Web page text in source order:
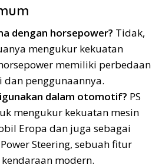
dengan horsepower? Tidak,
mengukur kekuatan
memiliki perbedaan
dan penggunaannya.
dalam otomotif? PS
mengukur kekuatan mesin
Eropa dan juga sebagai
Steering, sebuah fitur
modern.